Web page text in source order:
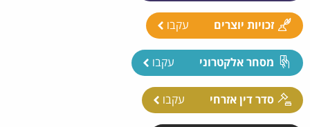
זכויות יוצרים עקבו
מסחר אלקטרוני עקבו
סדר דין אזרחי עקבו